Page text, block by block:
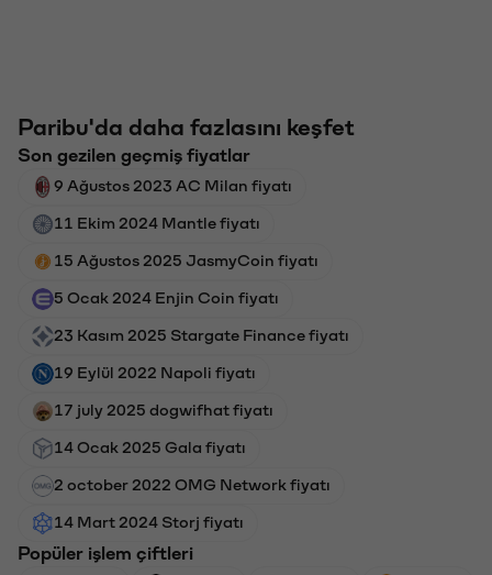
Paribu'da daha fazlasını keşfet
Son gezilen geçmiş fiyatlar
9 Ağustos 2023 AC Milan fiyatı
11 Ekim 2024 Mantle fiyatı
15 Ağustos 2025 JasmyCoin fiyatı
5 Ocak 2024 Enjin Coin fiyatı
23 Kasım 2025 Stargate Finance fiyatı
19 Eylül 2022 Napoli fiyatı
17 july 2025 dogwifhat fiyatı
14 Ocak 2025 Gala fiyatı
2 october 2022 OMG Network fiyatı
14 Mart 2024 Storj fiyatı
Popüler işlem çiftleri